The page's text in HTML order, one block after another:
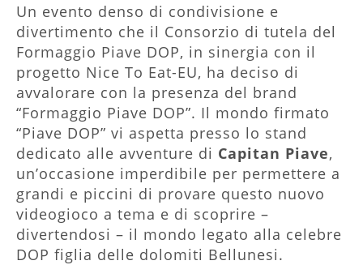
Un evento denso di condivisione e
divertimento che il Consorzio di tutela del
Formaggio Piave DOP, in sinergia con il
progetto Nice To Eat-EU, ha deciso di
avvalorare con la presenza del brand
“Formaggio Piave DOP”. Il mondo firmato
“Piave DOP” vi aspetta presso lo stand
dedicato alle avventure di Capitan Piave,
un’occasione imperdibile per permettere a
grandi e piccini di provare questo nuovo
videogioco a tema e di scoprire –
divertendosi – il mondo legato alla celebre
DOP figlia delle dolomiti Bellunesi.